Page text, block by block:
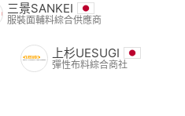
三景SANKEI
服裝面輔料綜合供應商
上杉UESUGI
彈性布料綜合商社